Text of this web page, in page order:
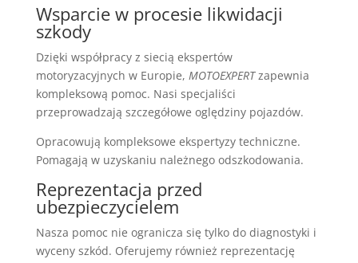
Wsparcie w procesie likwidacji
szkody
Dzięki współpracy z siecią ekspertów
motoryzacyjnych w Europie, MOTOEXPERTzapewnia
kompleksową pomoc. Nasi specjaliści
przeprowadzają szczegółowe oględziny pojazdów.
Opracowują kompleksowe ekspertyzy techniczne.
Pomagają w uzyskaniu należnego odszkodowania.
Reprezentacja przed
ubezpieczycielem
Nasza pomoc nie ogranicza się tylko do diagnostyki i
wyceny szkód. Oferujemy również reprezentację